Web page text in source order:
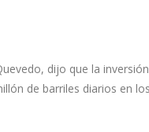
dijo que la
de barriles diarios en